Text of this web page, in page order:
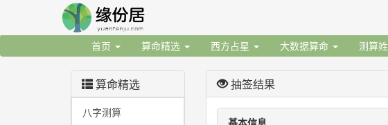
首页 算命精选 西方占星 大数据算命 测算
算命精选
八字测算
抽签结果
基本信息